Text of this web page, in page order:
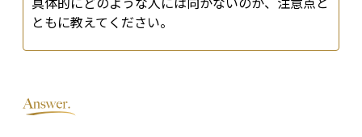
ともに教えてください。